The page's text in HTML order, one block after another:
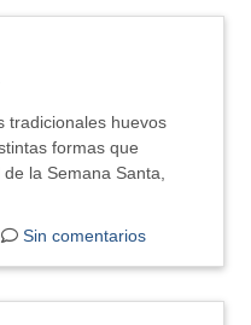
tradicionales huevos
formas que
la Semana Santa,
Sin comentarios